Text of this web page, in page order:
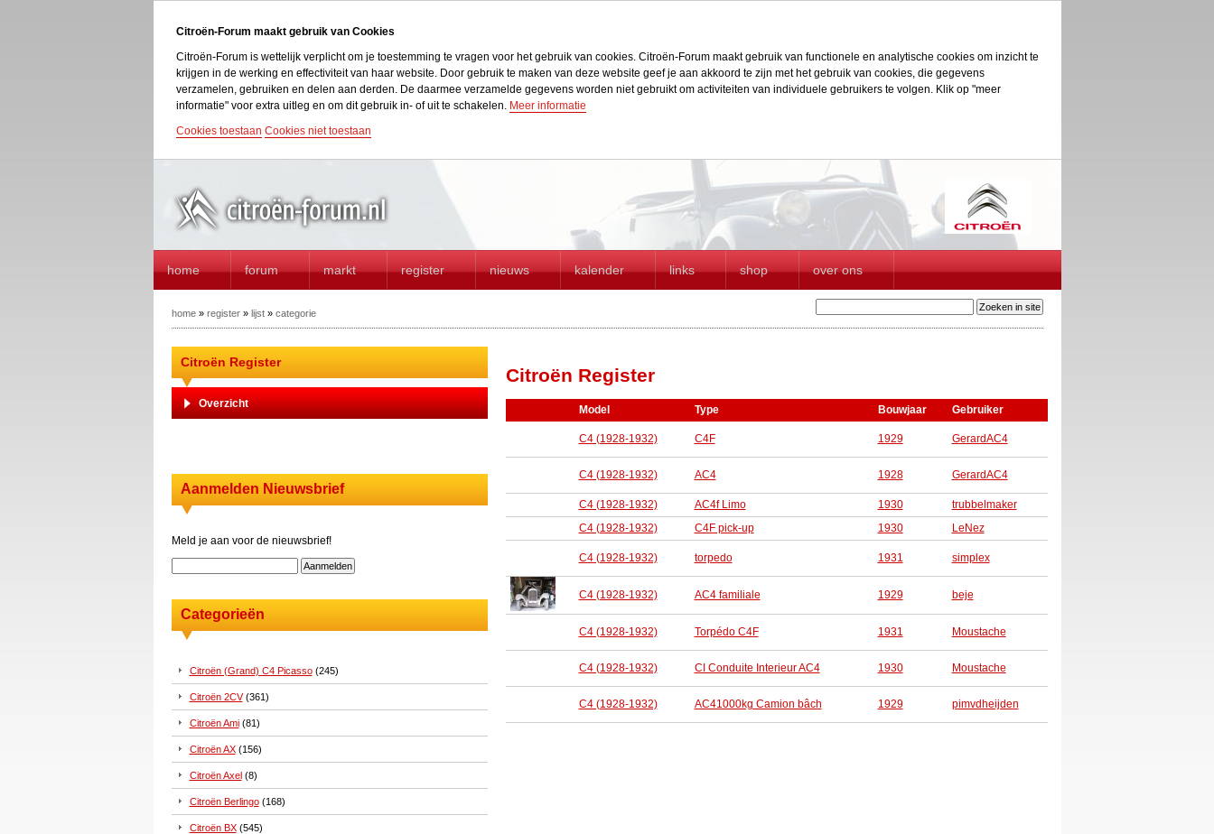
Citroën-Forum maakt gebruik van Cookies
Citroën-Forum is wettelijk verplicht om je toestemming te vragen voor het gebruik van cookies. Citroën-Forum maakt gebruik van functionele en analytische cookies om inzicht te
krijgen in de werking en effectiviteit van haar website. Door gebruik te maken van deze website geef je aan akkoord te zijn met het gebruik van cookies, die gegevens
verzamelen, gebruiken en delen aan derden. De daarmee verzamelde gegevens worden niet gebruikt om activiteiten van individuele gebruikers te volgen. Klik op "meer
informatie" voor extra uitleg en om dit gebruik in- of uit te schakelen. Meer informatie
Cookies toestaan Cookies niet toestaan
home forum markt register nieuws kalender links shop over ons
home» register» lijst» categorie
Citroën Register
Overzicht
Aanmelden Nieuwsbrief
Meld je aan voor de nieuwsbrief!
Categorieën
Citroën (Grand) C4 Picasso(245)
Citroën 2CV(361)
Citroën Ami(81)
Citroën AX(156)
Citroën Axel(8)
Citroën Berlingo(168)
Citroën BX(545)
Citroën Register
Model Type Bouwjaar Gebruiker
C4 (1928-1932) C4F 1929 GerardAC4
C4 (1928-1932) AC4 1928 GerardAC4
C4 (1928-1932) AC4f Limo 1930
trubbelmaker
C4 (1928-1932)
C4F pick-up 1930 LeNez
C4 (1928-1932) torpedo 1931 simplex
C4 (1928-1932) AC4 familiale 1929 beje
C4 (1928-1932) Torpédo C4F 1931 Moustache
C4 (1928-1932) CI Conduite Interieur AC4 1930 Moustache
C4 (1928-1932) AC41000kg Camion bâch 1929 pimvdheijden